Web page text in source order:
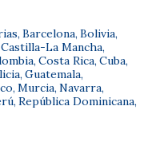
, Barcelona, Bolivia,
Castilla-La Mancha,
, Costa Rica, Cuba,
, Guatemala,
, Murcia, Navarra,
, República Dominicana,